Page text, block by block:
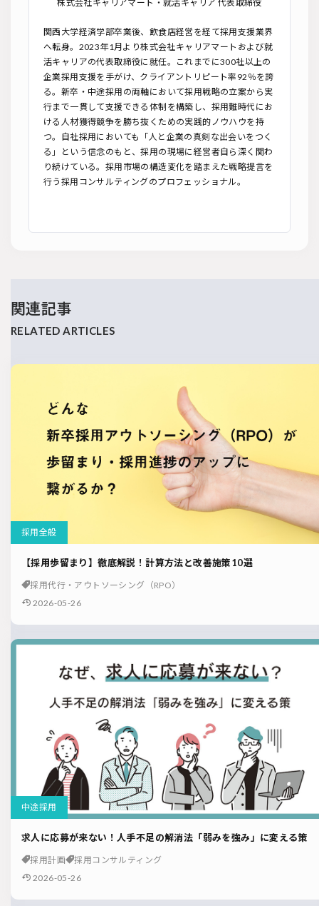
株式会社キャリアマート・就活キャリア 代表取締役
関西大学経済学部卒業後、飲食店経営を経て採用支援業界
へ転身。2023年1月より株式会社キャリアマートおよび就
活キャリアの代表取締役に就任。これまでに300社以上の
企業採用支援を手がけ、クライアントリピート率92％を誇
る。新卒・中途採用の両軸において採用戦略の立案から実
行まで一貫して支援できる体制を構築し、採用難時代にお
ける人材獲得競争を勝ち抜くための実践的ノウハウを持
つ。自社採用においても「人と企業の真剣な出会いをつく
る」という信念のもと、採用の現場に経営者自ら深く関わ
り続けている。採用市場の構造変化を踏まえた戦略提言を
行う採用コンサルティングのプロフェッショナル。
関連記事
採用全般
【採用歩留まり】徹底解説！計算方法と改善施策10選
採用代行・アウトソーシング（RPO）
2026-05-26
中途採用
求人に応募が来ない！人手不足の解消法「弱みを強み」に変える策
採用計画
採用コンサルティング
2026-05-26